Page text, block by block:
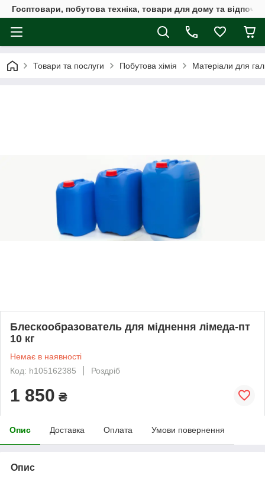
Госптовари, побутова техніка, товари для дому та
Товари та послуги Побутова хімія Матеріали для
Блескообразователь для міднення лімеда-пт
10 кг
Немає в наявності
Код: h105162385
Роздріб
1 850 ₴
Опис Доставка Оплата Умови повернення
Опис